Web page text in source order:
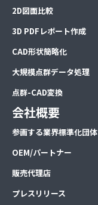
2D図面比較
3D PDFレポート作成
CAD形状簡略化
大規模点群データ処理
点群-CAD変換
会社概要
参画する業界標準化団体
OEM/パートナー
販売代理店
プレスリリース